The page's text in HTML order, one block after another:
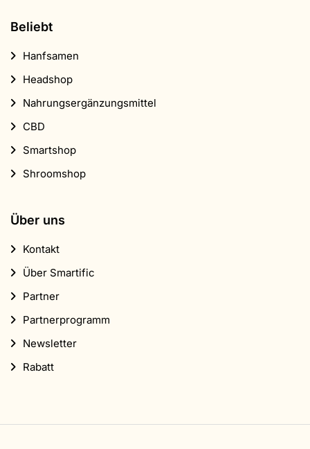
Beliebt
Hanfsamen
Headshop
Nahrungsergänzungsmittel
CBD
Smartshop
Shroomshop
Über uns
Kontakt
Über Smartific
Partner
Partnerprogramm
Newsletter
Rabatt